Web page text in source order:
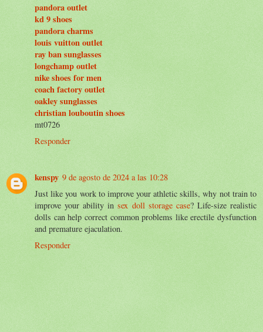
pandora outlet
kd 9 shoes
pandora charms
louis vuitton outlet
ray ban sunglasses
longchamp outlet
nike shoes for men
coach factory outlet
oakley sunglasses
christian louboutin shoes
mt0726
Responder
kenspy 9 de agosto de 2024 a las 10:28
Just like you work to improve your athletic skills, why not train to
improve your ability insex doll storage case? Life-size realistic
dolls can help correct common problems like erectile dysfunction
and premature ejaculation.
Responder